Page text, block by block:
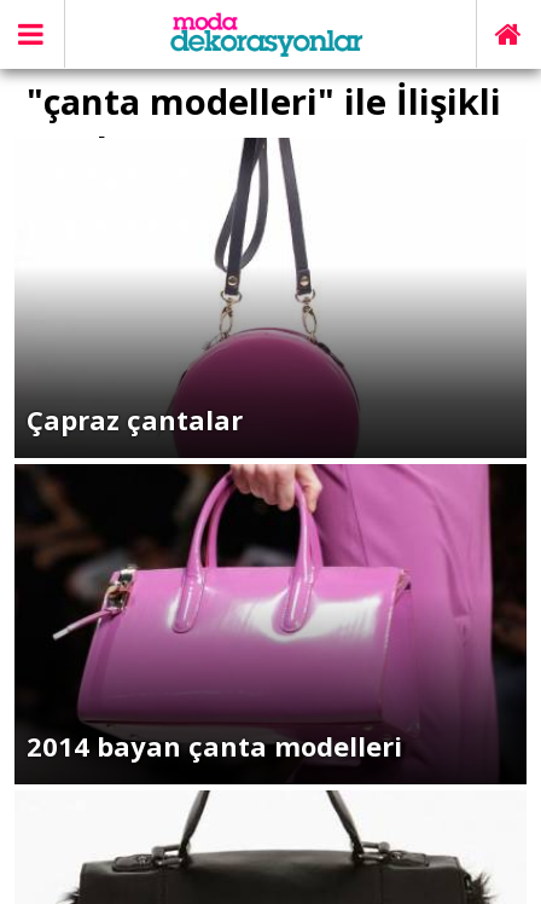
"çanta modelleri" ile İlişikli
yazılar
Çapraz çantalar
2014 bayan çanta modelleri